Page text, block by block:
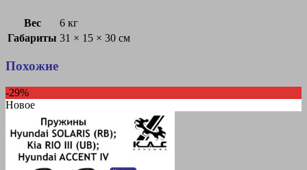
Вес
6 кг
Габариты 31 × 15 × 30 см
Похожие
-29%
Новое